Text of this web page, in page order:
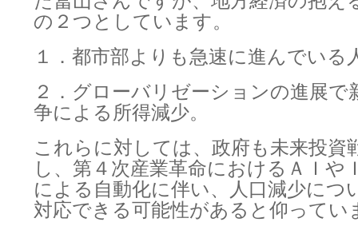
の２つとしています。
１．都市部よりも急速に進んでいる
２．グローバリゼーションの進展で
争による所得減少。
これらに対しては、政府も未来投資
し、第４次産業革命におけるＡＩや
による自動化に伴い、人口減少につ
対応できる可能性があると仰ってい